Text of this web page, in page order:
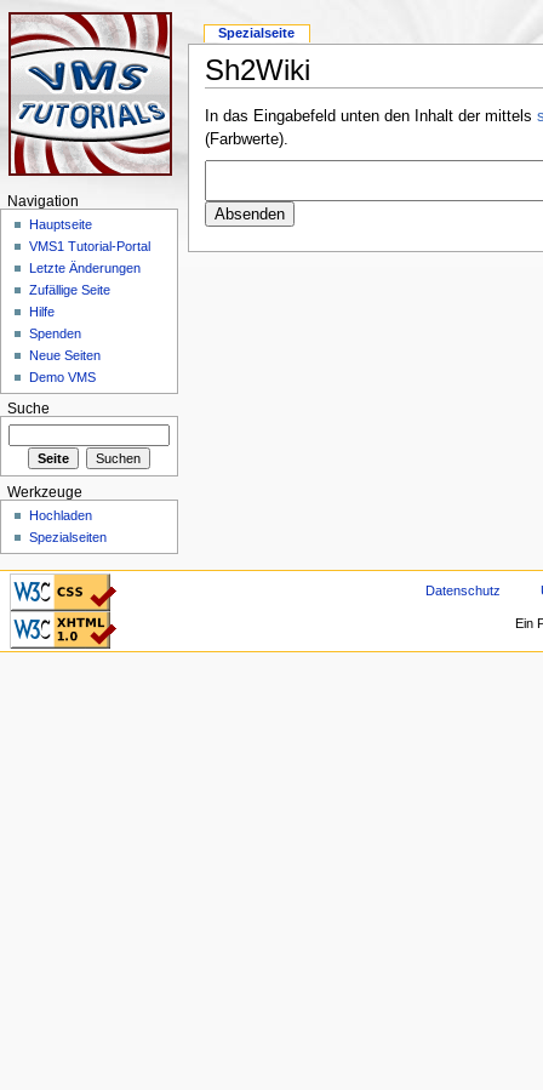
Sh2Wiki
In das Eingabefeld unten den Inhalt der mittels
(Farbwerte).
Spezialseite
Navigation
Hauptseite
VMS1 Tutorial-Portal
Letzte Änderungen
Zufällige Seite
Hilfe
Spenden
Neue Seiten
Demo VMS
Suche
Werkzeuge
Hochladen
Spezialseiten
CSS ist valide!
Valid XHTML 1.0
Transitional
Datenschutz
Ein